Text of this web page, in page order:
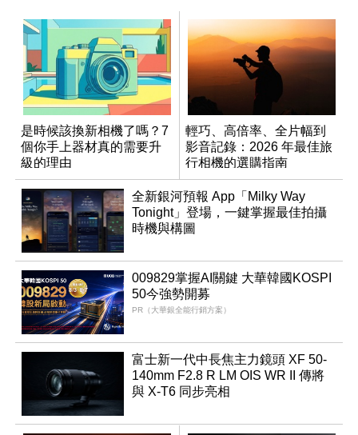
是時候該換新相機了嗎？7
個你手上器材真的需要升
級的理由
輕巧、高倍率、全片幅到
影音記錄：2026 年最佳旅
行相機的選購指南
全新銀河預報 App「Milky Way
Tonight」登場，一鍵掌握最佳拍攝
時機與構圖
009829掌握AI關鍵 大華韓國KOSPI
50今強勢開募
PR（大華銀全能行銷方案）
富士新一代中長焦主力鏡頭 XF 50-
140mm F2.8 R LM OIS WR II 傳將
與 X-T6 同步亮相